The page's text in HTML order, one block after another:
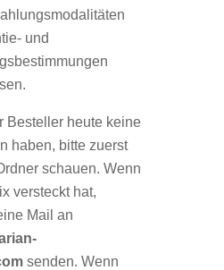
und
Besteller heute keine
haben, bitte zuerst
schauen. Wenn
versteckt hat,
Mail an
senden. Wenn